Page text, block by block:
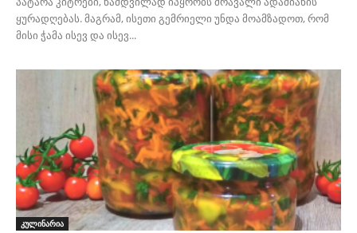
ყურადღებას. მაგრამ, ისეთი გემრიელი უნდა მოამზადოთ, რომ
მისი ჭამა ისევ და ისევ...
კულინარია